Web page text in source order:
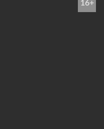
16+